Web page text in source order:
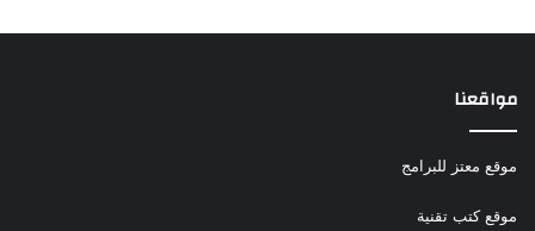
مواقعنا
موقع معتز للبرامج
موقع كتب تقنية